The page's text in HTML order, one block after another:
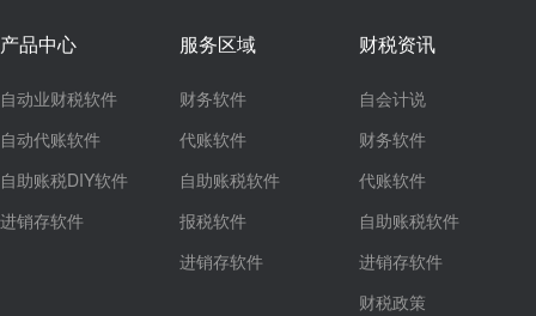
产品中心
自动业财税软件
自动代账软件
自助账税DIY软件
进销存软件
服务区域
财务软件
代账软件
自助账税软件
报税软件
进销存软件
财税资讯
自会计说
财务软件
代账软件
自助账税软件
进销存软件
财税政策